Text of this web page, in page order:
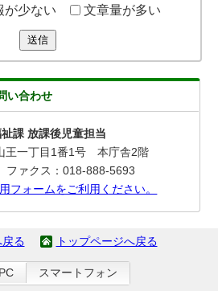
が少ない 文章量が多い
送信
い合わせ
課 放課後児童担当
一丁目1番1号 本庁舎2階
ァクス：018-888-5693
フォームをご利用ください。
る トップページへ戻る
PC スマートフォン